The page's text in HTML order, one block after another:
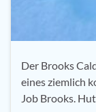
Der Brooks
eines ziemlich
Job Brooks.